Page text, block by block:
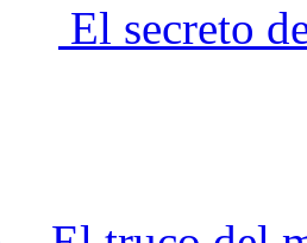
El secreto